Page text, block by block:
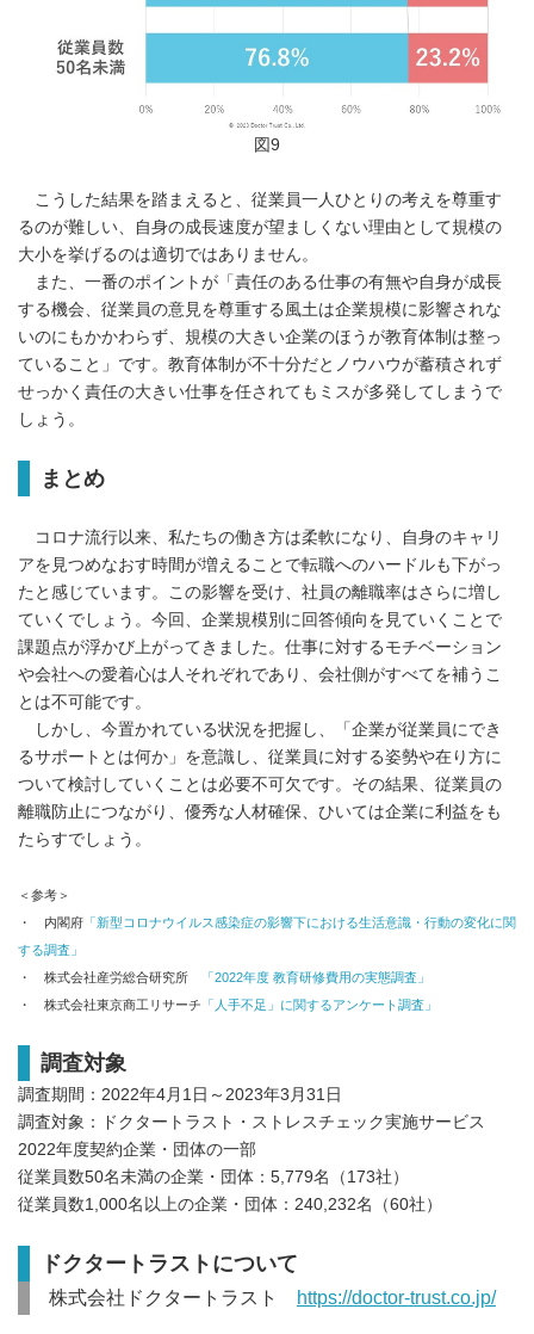
図9
こうした結果を踏まえると、従業員一人ひとりの考えを尊重す
るのが難しい、自身の成長速度が望ましくない理由として規模の
大小を挙げるのは適切ではありません。
また、一番のポイントが「責任のある仕事の有無や自身が成長
する機会、従業員の意見を尊重する風土は企業規模に影響されな
いのにもかかわらず、規模の大きい企業のほうが教育体制は整っ
ていること」です。教育体制が不十分だとノウハウが蓄積されず
せっかく責任の大きい仕事を任されてもミスが多発してしまうで
しょう。
まとめ
コロナ流行以来、私たちの働き方は柔軟になり、自身のキャリ
アを見つめなおす時間が増えることで転職へのハードルも下がっ
たと感じています。この影響を受け、社員の離職率はさらに増し
ていくでしょう。今回、企業規模別に回答傾向を見ていくことで
課題点が浮かび上がってきました。仕事に対するモチベーション
や会社への愛着心は人それぞれであり、会社側がすべてを補うこ
とは不可能です。
しかし、今置かれている状況を把握し、「企業が従業員にでき
るサポートとは何か」を意識し、従業員に対する姿勢や在り方に
ついて検討していくことは必要不可欠です。その結果、従業員の
離職防止につながり、優秀な人材確保、ひいては企業に利益をも
たらすでしょう。
＜参考＞
・ 内閣府 「新型コロナウイルス感染症の影響下における生活意識・行動の変化に関
する調査」
・ 株式会社産労総合研究所 「 2022年度 教育研修費用の実態調査」
・ 株式会社東京商工リサーチ 「人手不足」に関するアンケート調査」
調査対象
調査期間：2022年4月1日～2023年3月31日
調査対象：ドクタートラスト・ストレスチェック実施サービス
2022年度契約企業・団体の一部
従業員数50名未満の企業・団体：5,779名（173社）
従業員数1,000名以上の企業・団体：240,232名（60社）
ドクタートラストについて
株式会社ドクタートラスト https://doctor-trust.co.jp/